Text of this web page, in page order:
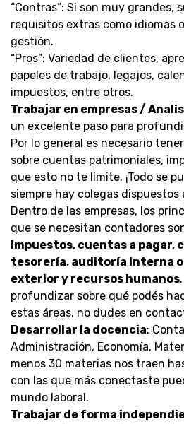
“Contras”: Si son muy grandes,
requisitos extras como idiomas
gestión.
“Pros”: Variedad de clientes,
papeles de trabajo, legajos,
impuestos, entre otros.
Trabajar en empresas /
un excelente paso para
Por lo general es necesario
sobre cuentas patrimoniales,
que esto no te limite. ¡Todo se
siempre hay colegas dispuestos
Dentro de las empresas, los
que se necesitan contadores
impuestos, cuentas a pagar,
tesorería, auditoría interna
exterior y recursos humanos
profundizar sobre qué podés
estas áreas, no dudes en
Desarrollar la docencia:
Administración, Economía,
menos 30 materias nos traen
con las que más conectaste
mundo laboral.
Trabajar de forma